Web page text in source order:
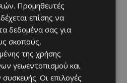
Προμηθευτές
επίσης να
δεδομένα σας για
σκοπούς,
της χρήσης
γεωεντοπισμού και
Οι επιλογές